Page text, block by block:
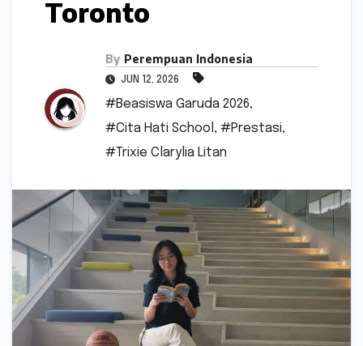
Toronto
By Perempuan Indonesia
JUN 12, 2026
#Beasiswa Garuda 2026,
#Cita Hati School , #Prestasi,
#Trixie Clarylia Litan